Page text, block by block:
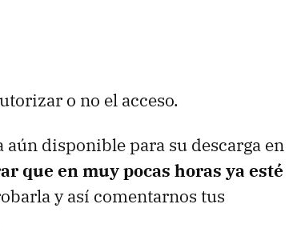
o no el acceso.
disponible para su descarga en
que en muy pocas horas ya esté
y así comentarnos tus